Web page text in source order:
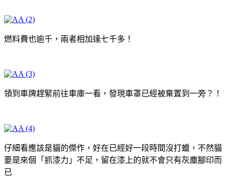
燃料費也逾千，兩者相加達七千多！
領到車牌趕緊前往車庫一看，發現車罩已經被棄置到一旁？！
仔細看應該是貓的傑作，好在已經好一段時間沒打蠟，不然貓
要是來個「抓漆力」不足，留在漆上的就不會只有灰塵腳印而
已